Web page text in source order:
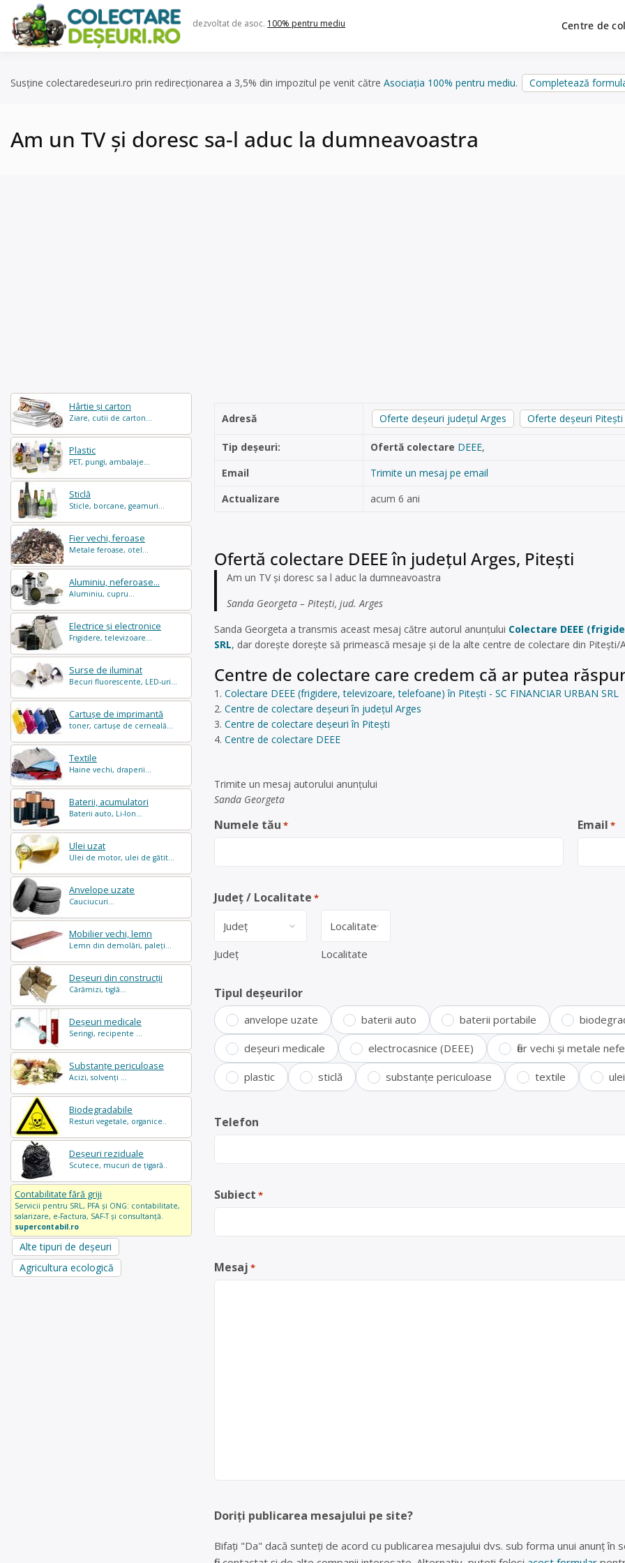
content
dezvoltat de asoc. 100% pentru mediu Centre de
Susține colectaredeseuri.ro prin redirecționarea a 3,5% din impozitul pe venit către Asociația 100% pentru mediu. Completează
Am un TV și doresc sa-l aduc la dumneavoastra
Hârtie și carton
Ziare, cutii de carton...
Plastic
PET, pungi, ambalaje...
Sticlă
Sticle, borcane, geamuri...
Fier vechi, feroase
Metale feroase, otel...
Aluminiu, neferoase...
Aluminiu, cupru...
Electrice și electronice
Frigidere, televizoare...
Surse de iluminat
Becuri fluorescente, LED-uri...
Cartușe de imprimantă
toner, cartușe de cerneală...
Textile
Haine vechi, draperii...
Baterii, acumulatori
Baterii auto, Li-Ion...
Ulei uzat
Ulei de motor, ulei de gătit...
Anvelope uzate
Cauciucuri...
Mobilier vechi, lemn
Lemn din demolări, paleți...
Deșeuri din construcții
Cărămizi, tiglă...
Deșeuri medicale
Seringi, recipente ...
Substanțe periculoase
Acizi, solvenți ...
Biodegradabile
Resturi vegetale, organice..
Deșeuri reziduale
Scutece, mucuri de țigară..
Contabilitate fără griji
Servicii pentru SRL, PFA și ONG: contabilitate,
salarizare, e-Factura, SAF-T și consultanță.
supercontabil.ro
Alte tipuri de deșeuri
Agricultura ecologică
Adresă Oferte deșeuri județul Arges Oferte deșeuri Pitești
Tip deșeuri: Ofertă colectare DEEE,
Email
Trimite un mesaj pe email
Actualizare
acum 6 ani
Ofertă colectare DEEE în județul Arges, Pitești
Am un TV și doresc sa l aduc la dumneavoastra
Sanda Georgeta – Pitești, jud. Arges
Sanda Georgeta a transmis aceast mesaj către autorul anunțului Colectare DEEE
SRL, dar dorește dorește să primească mesaje și de la alte centre de colectare din Pitești/
Centre de colectare care credem că ar putea
Colectare DEEE (frigidere, televizoare, telefoane) în Pitești - SC FINANCIAR URBAN SRL
Centre de colectare deșeuri în județul Arges
Centre de colectare deșeuri în Pitești
Centre de colectare DEEE
Trimite un mesaj autorului anunţului
Sanda Georgeta
Numele tău * Email *
Județ / Localitate *
Județ Localitate
Tipul deșeurilor
anvelope uzate baterii auto baterii portabile
deșeuri medicale electrocasnice (DEEE) fier vechi și metale
plastic sticlă substanțe periculoase textile
Telefon
Subiect *
Mesaj *
Doriți publicarea mesajului pe site?
Bifați "Da" dacă sunteți de acord cu publicarea mesajului dvs. sub forma unui anunț